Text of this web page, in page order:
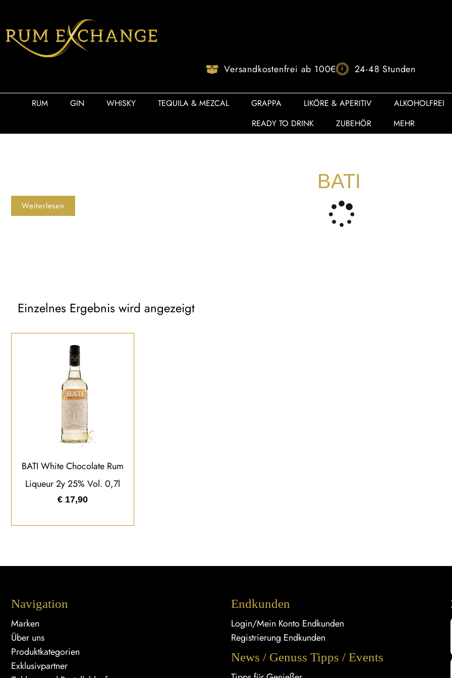
Versandkostenfrei ab 100€ 24-48 Stunden
RUM GIN WHISKY TEQUILA & MEZCAL GRAPPA LIKÖRE & APERITIV ALKOHOLFREI
READY TO DRINK
ZUBEHÖR MEHR
BATI
Weiterlesen
Einzelnes Ergebnis wird angezeigt
BATI White Chocolate Rum
Liqueur 2y 25% Vol. 0,7l
€ 17,90
Navigation
Marken
Über uns
Produktkategorien
Exklusivpartner
Endkunden
Login/Mein Konto Endkunden
Registrierung Endkunden
News / Genuss Tipps / Events